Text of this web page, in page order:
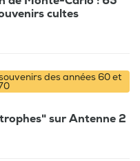
cultes
des années 60 et
sur Antenne 2